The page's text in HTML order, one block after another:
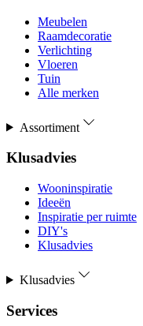
Meubelen
Raamdecoratie
Verlichting
Vloeren
Tuin
Alle merken
Assortiment
Klusadvies
Wooninspiratie
Ideeën
Inspiratie per ruimte
DIY's
Klusadvies
Klusadvies
Services